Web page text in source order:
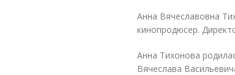
Анна Вячеславовна
кинопродюсер.
Анна Тихонова
Вячеслава